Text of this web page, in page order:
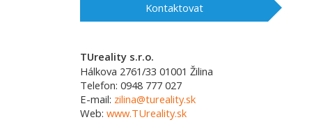
Kontaktovat
TUreality s.r.o.
Hálkova 2761/33 01001 Žilina
Telefon: 0948 777 027
E-mail: zilina@tureality.sk
Web: www.TUreality.sk